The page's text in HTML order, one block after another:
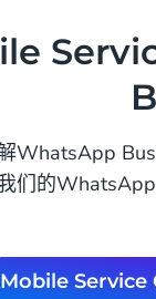
WhatsApp
们的
Mobile